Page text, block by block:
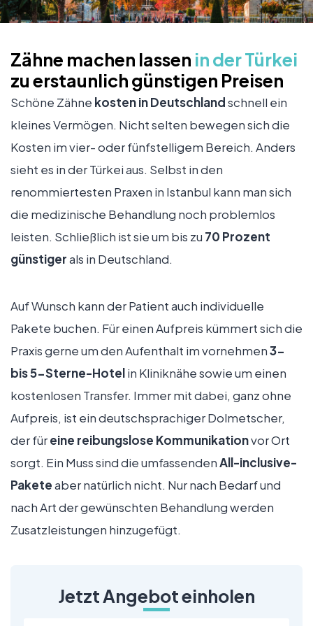
Zähne machen lassen in der Türkei
zu erstaunlich günstigen Preisen
Schöne Zähne kosten in Deutschlandschnell ein
kleines Vermögen. Nicht selten bewegen sich die
Kosten im vier- oder fünfstelligem Bereich. Anders
sieht es in der Türkei aus. Selbst in den
renommiertesten Praxen in Istanbul kann man sich
die medizinische Behandlung noch problemlos
leisten. Schließlich ist sie um bis zu 70 Prozent
günstigerals in Deutschland.
Auf Wunsch kann der Patient auch individuelle
Pakete buchen. Für einen Aufpreis kümmert sich die
Praxis gerne um den Aufenthalt im vornehmen3-
bis 5-Sterne-Hotelin Kliniknähe sowie um einen
kostenlosen Transfer. Immer mit dabei, ganz ohne
Aufpreis, ist ein deutschsprachiger Dolmetscher,
der füreine reibungslose Kommunikationvor Ort
sorgt. Ein Muss sind die umfassendenAll-inclusive-
Paketeaber natürlich nicht. Nur nach Bedarf und
nach Art der gewünschten Behandlung werden
Zusatzleistungen hinzugefügt.
Jetzt Angebot einholen